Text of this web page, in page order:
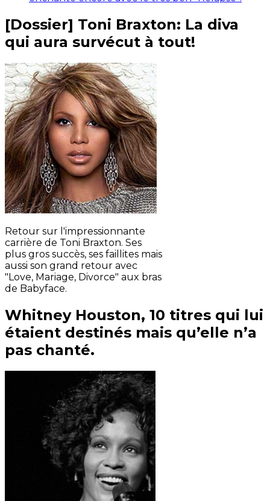
[Dossier] Toni Braxton: La diva
qui aura survécut à tout!
Retour sur l'impressionnante
carrière de Toni Braxton. Ses
plus gros succès, ses faillites mais
aussi son grand retour avec
"Love, Mariage, Divorce" aux bras
de Babyface.
Whitney Houston, 10 titres qui lui
étaient destinés mais qu’elle n’a
pas chanté.